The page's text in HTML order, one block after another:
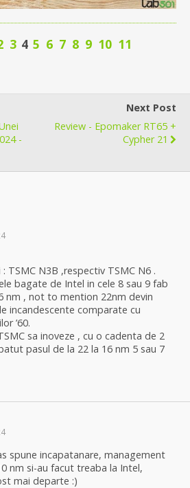
3 4 5 6 7 8 9 10 11
-
Next Post
Review - Epomaker RT65 +
Cypher 21
TSMC N3B ,respectiv TSMC N6 .
bagate de Intel in cele 8 sau 9 fab
nm , not to mention 22nm devin
incandescente comparate cu
’60.
sa inoveze , cu o cadenta de 2
pasul de la 22 la 16 nm 5 sau 7
spune incapatanare, management
nm si-au facut treaba la Intel,
mai departe :)